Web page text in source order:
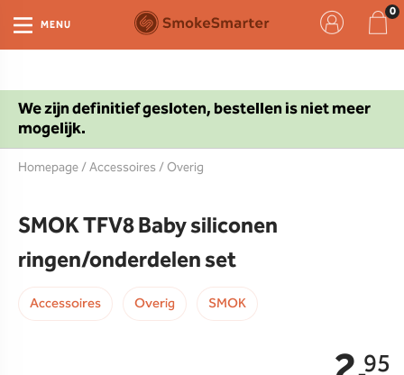
We zijn definitief gesloten, bestellen is niet meer
mogelijk.
MENU
Homepage/Accessoires/Overig
SMOK TFV8 Baby siliconen
ringen/onderdelen set
Accessoires Overig SMOK
95